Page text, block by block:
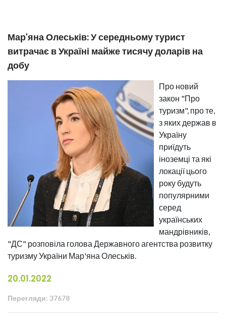
Мар'яна Олеськів: У середньому турист
витрачає в Україні майже тисячу доларів на
добу
Про новий
закон "Про
туризм", про те,
з яких держав в
Україну
приїдуть
іноземці та які
локації цього
року будуть
популярними
серед
українських
мандрівників,
"ДС" розповіла голова Державного агентства розвитку
туризму України Мар'яна Олеськів.
20.01.2022
Перегляди: 37678